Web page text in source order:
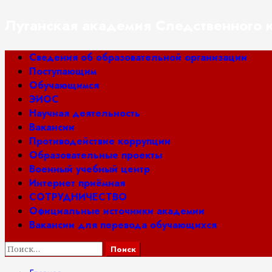
содержимому
Основное
меню
Сведения об образовательной организации
Поступающим
Обучающимся
ЭИОС
Научная деятельность
Вакансии
Противодействие коррупции
Образовательные проекты
Военный учебный центр
Интернет приёмная
СОТРУДНИЧЕСТВО
Официальные источники академии
Вакансии для перевода обучающихся
Найти: